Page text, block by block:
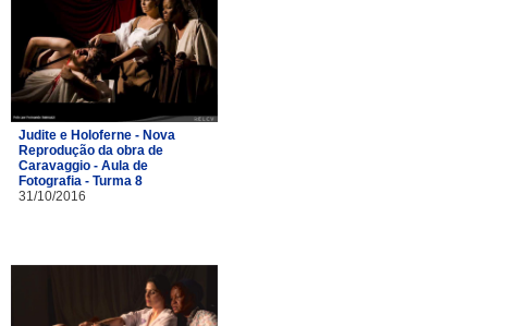
Judite e Holoferne - Nova
Reprodução da obra de
Caravaggio - Aula de
Fotografia - Turma 8
31/10/2016